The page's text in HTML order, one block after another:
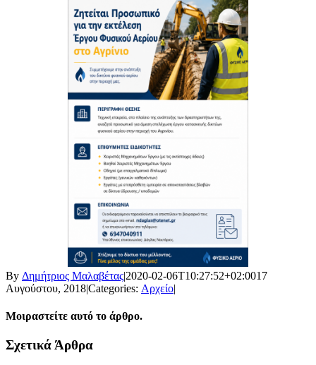
By Δημήτριος Μαλαβέτας|2020-02-06T10:27:52+02:0017
Αυγούστου, 2018|Categories: Αρχείο|
Μοιραστείτε αυτό το άρθρο.
Facebook
X
LinkedIn
WhatsApp
Email
Σχετικά Άρθρα